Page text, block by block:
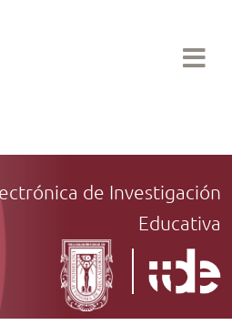
de Investigación
Educativa